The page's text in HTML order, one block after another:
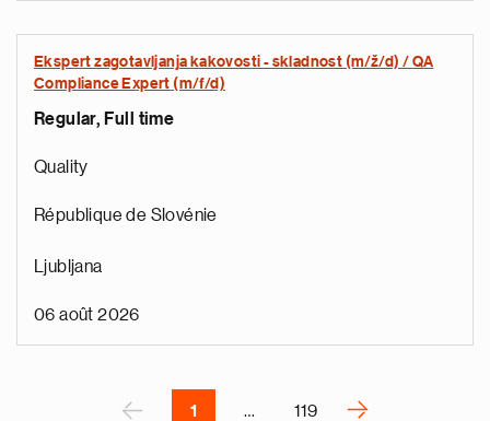
Ekspert zagotavljanja kakovosti - skladnost (m/ž/d) / QA
Compliance Expert (m/f/d)
Regular, Full time
Quality
République de Slovénie
Ljubljana
06 août 2026
‹
i
s
e
1 … 119
›